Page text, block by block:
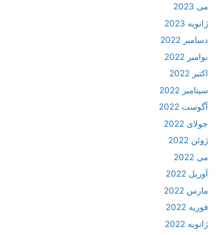
می 2023
ژانویه 2023
دسامبر 2022
نوامبر 2022
اکتبر 2022
سپتامبر 2022
آگوست 2022
جولای 2022
ژوئن 2022
می 2022
آوریل 2022
مارس 2022
فوریه 2022
ژانویه 2022